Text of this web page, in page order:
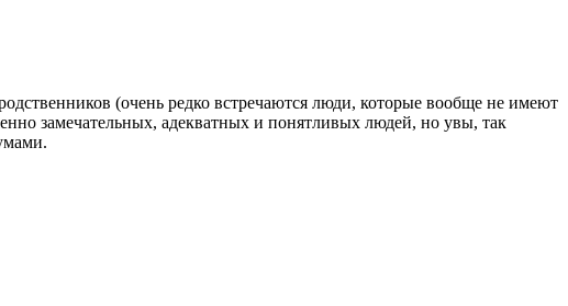
(очень редко встречаются люди, которые вообще не имеют
замечательных, адекватных и понятливых людей, но увы, так